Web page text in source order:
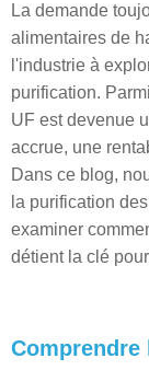
La demande
alimentaires de
l'industrie à
purification.
UF est devenue
accrue, une
Dans ce blog,
la purification
examiner
détient la clé
Comprendre